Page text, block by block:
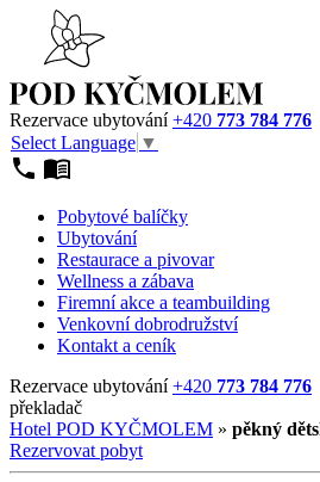
Rezervace ubytování+420 773 784 776
Select Language ▼
Pobytové balíčky
Ubytování
Restaurace a pivovar
Wellness a zábava
Firemní akce a teambuilding
Venkovní dobrodružství
Kontakt a ceník
Rezervace ubytování+420 773 784 776
překladač
Hotel POD KYČMOLEM » pěkný
Rezervovat pobyt